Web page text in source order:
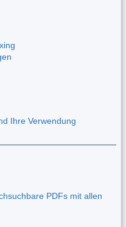
Ihre Verwendung
PDFs mit allen